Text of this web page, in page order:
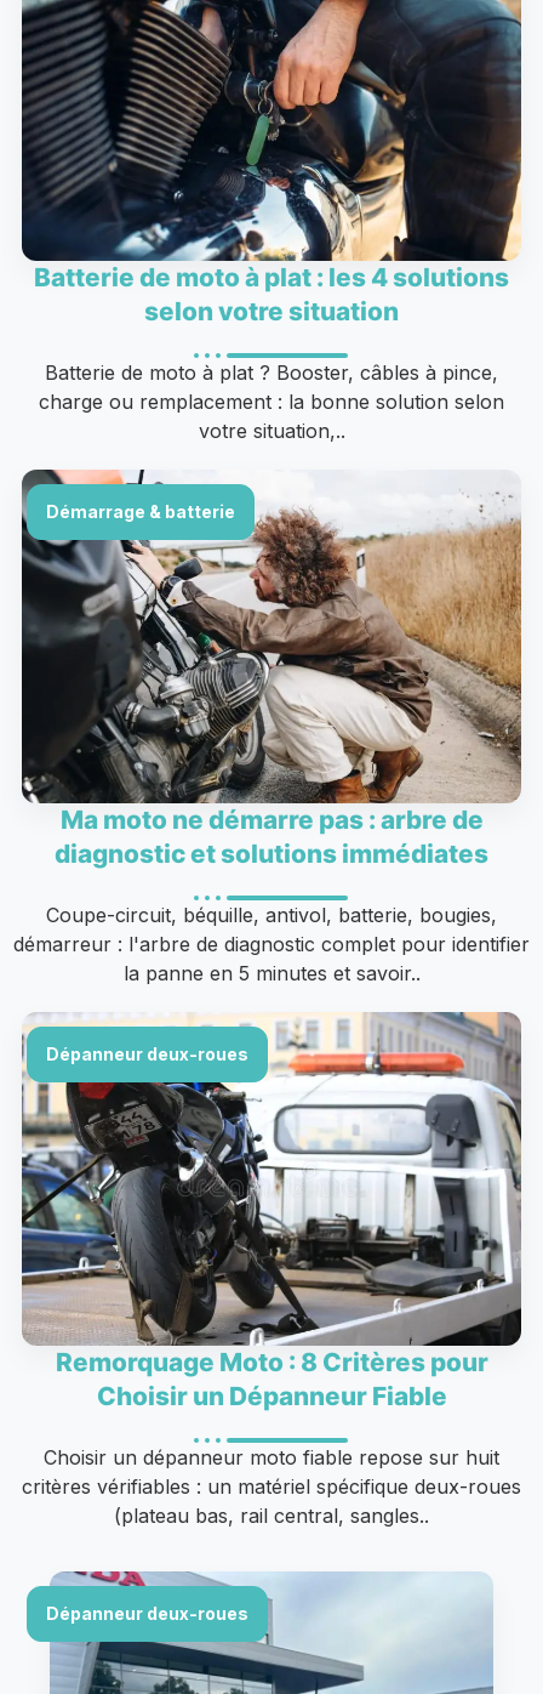
Batterie de moto à plat : les 4 solutions
selon votre situation
Batterie de moto à plat ? Booster, câbles à pince,
charge ou remplacement : la bonne solution selon
votre situation,..
Démarrage & batterie
Ma moto ne démarre pas : arbre de
diagnostic et solutions immédiates
Coupe-circuit, béquille, antivol, batterie, bougies,
démarreur : l'arbre de diagnostic complet pour identifier
la panne en 5 minutes et savoir..
Dépanneur deux-roues
Remorquage Moto : 8 Critères pour
Choisir un Dépanneur Fiable
Choisir un dépanneur moto fiable repose sur huit
critères vérifiables : un matériel spécifique deux-roues
(plateau bas, rail central, sangles..
Dépanneur deux-roues